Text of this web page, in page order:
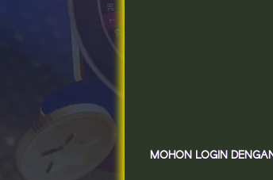
MOHON LOGIN